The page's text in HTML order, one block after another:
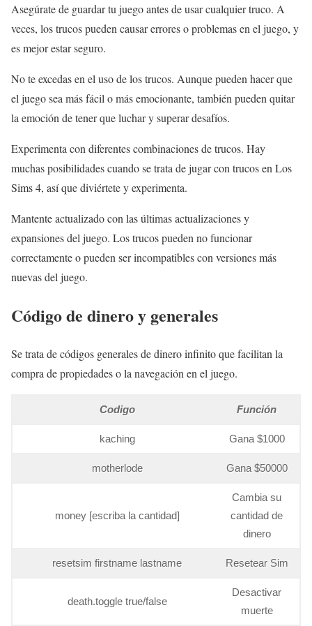
Asegúrate de guardar tu juego antes de usar cualquier truco. A
veces, los trucos pueden causar errores o problemas en el juego, y
es mejor estar seguro.
No te excedas en el uso de los trucos. Aunque pueden hacer que
el juego sea más fácil o más emocionante, también pueden quitar
la emoción de tener que luchar y superar desafíos.
Experimenta con diferentes combinaciones de trucos. Hay
muchas posibilidades cuando se trata de jugar con trucos en Los
Sims 4, así que diviértete y experimenta.
Mantente actualizado con las últimas actualizaciones y
expansiones del juego. Los trucos pueden no funcionar
correctamente o pueden ser incompatibles con versiones más
nuevas del juego.
Código de dinero y generales
Se trata de códigos generales de dinero infinito que facilitan la
compra de propiedades o la navegación en el juego.
Codigo Función
kaching Gana $1000
motherlode Gana $50000
money [escriba la cantidad]
Cambia su
cantidad de
dinero
resetsim firstname lastname Resetear Sim
death.toggle true/false
Desactivar
muerte